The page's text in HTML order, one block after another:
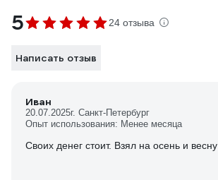
5 24 отзыва
Написать отзыв
Иван
20.07.2025г. Санкт-Петербург
Опыт использования: Менее месяца
Своих денег стоит. Взял на осень и весну